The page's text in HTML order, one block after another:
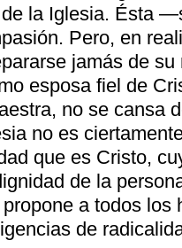
de la Iglesia. Ésta
Pero, en
jamás de
esposa fiel de
no se cansa
no es
que es Cristo,
de la
a todos
de